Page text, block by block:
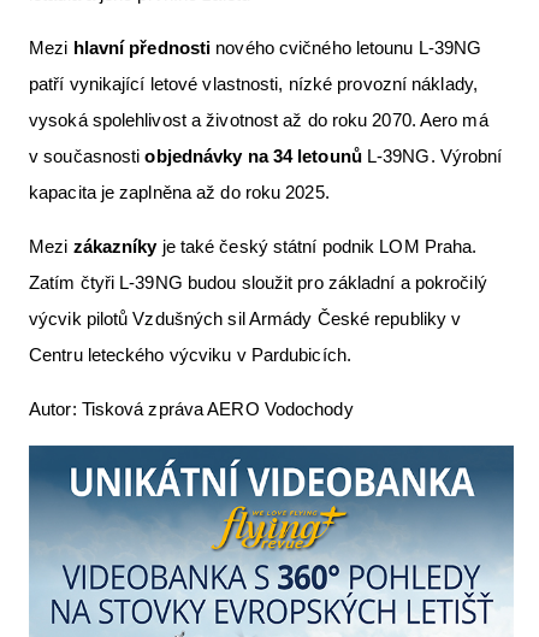
Mezi hlavní přednosti nového cvičného letounu L-39NG
patří vynikající letové vlastnosti, nízké provozní náklady,
vysoká spolehlivost a životnost až do roku 2070. Aero má
v současnostiobjednávky na 34 letounůL-39NG. Výrobní
kapacita je zaplněna až do roku 2025.
Mezi zákazníkyje také český státní podnik LOM Praha.
Zatím čtyři L-39NG budou sloužit pro základní a pokročilý
výcvik pilotů Vzdušných sil Armády České republiky v
Centru leteckého výcviku v Pardubicích.
Autor: Tisková zpráva AERO Vodochody